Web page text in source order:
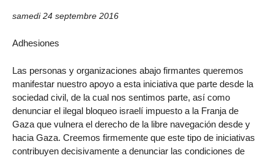
samedi 24 septembre 2016
Adhesiones
Las personas y organizaciones abajo firmantes queremos
manifestar nuestro apoyo a esta iniciativa que parte desde la
sociedad civil, de la cual nos sentimos parte, así como
denunciar el ilegal bloqueo israelí impuesto a la Franja de
Gaza que vulnera el derecho de la libre navegación desde y
hacia Gaza. Creemos firmemente que este tipo de iniciativas
contribuyen decisivamente a denunciar las condiciones de